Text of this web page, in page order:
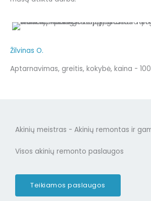
Žilvinas O.
Aptarnavimas, greitis, kokybė, kaina -
Akinių meistras - Akinių remontas ir
Visos akinių remonto paslaugos
Teikiamos paslaugos